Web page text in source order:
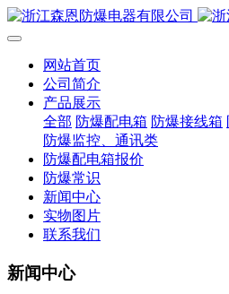
网站首页
公司简介
产品展示
全部 防爆配电箱 防爆接线箱
防爆监控、通讯类
防爆配电箱报价
防爆常识
新闻中心
实物图片
联系我们
新闻中心